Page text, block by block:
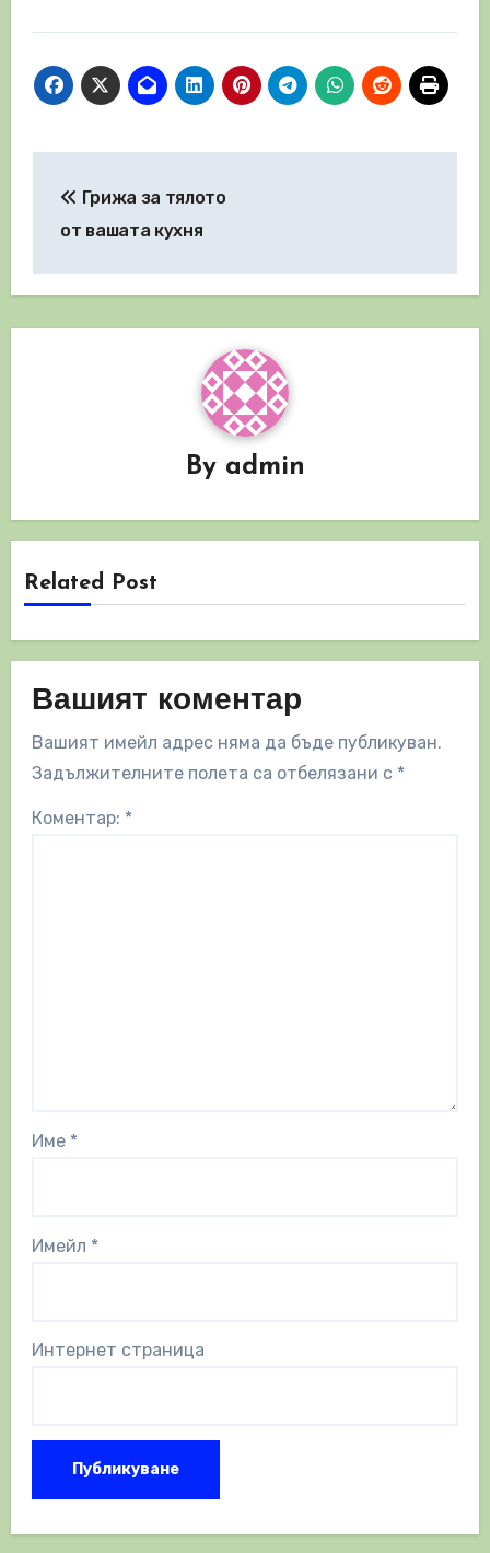
Грижа за тялото
от вашата кухня
By admin
Related Post
Вашият коментар
Вашият имейл адрес няма да бъде публикуван.
Задължителните полета са отбелязани с *
Коментар: *
Име *
Имейл *
Интернет страница